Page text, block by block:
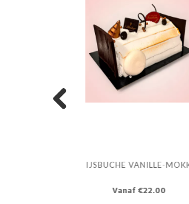
IJSBUCHE VANILLE-
Vanaf €22.00